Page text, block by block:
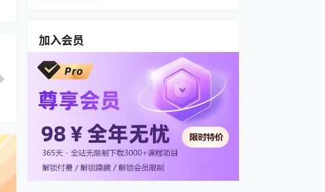
加入会员